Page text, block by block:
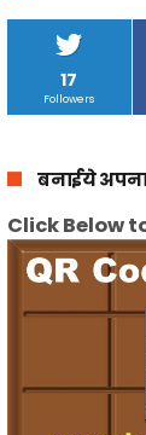
17
Followers
बनाईये अपना
Click Below